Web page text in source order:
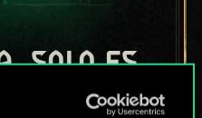
solo es
de